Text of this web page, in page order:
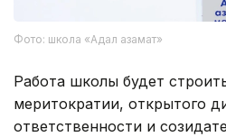
Фото: школа «Адал азамат»
Работа школы будет
меритократии, открытого
ответственности и